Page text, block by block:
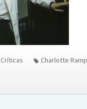
Críticas Charlotte